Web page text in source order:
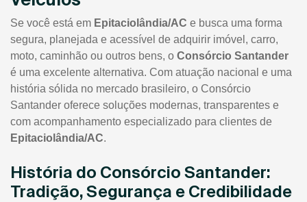
Se você está em Epitaciolândia/AC e busca uma forma
segura, planejada e acessível de adquirir imóvel, carro,
moto, caminhão ou outros bens, o Consórcio Santander
é uma excelente alternativa. Com atuação nacional e uma
história sólida no mercado brasileiro, o Consórcio
Santander oferece soluções modernas, transparentes e
com acompanhamento especializado para clientes de
Epitaciolândia/AC.
História do Consórcio Santander:
Tradição, Segurança e Credibilidade